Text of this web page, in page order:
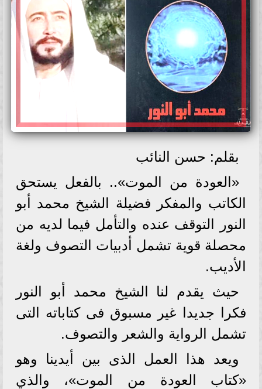
بقلم: حسن النائب
«العودة من الموت».. بالفعل يستحق
الكاتب والمفكر فضيلة الشيخ محمد أبو
النور التوقف عنده والتأمل فيما لديه من
محصلة قوية تشمل أدبيات التصوف ولغة
الأديب.
حيث يقدم لنا الشيخ محمد أبو النور
فكرا جديدا غير مسبوق فى كتاباته التى
تشمل الرواية والشعر والتصوف.
ويعد هذا العمل الذى بين أيدينا وهو
«كتاب العودة من الموت»، والذي